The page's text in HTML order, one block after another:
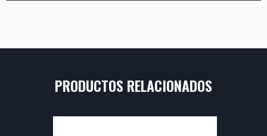
PRODUCTOS RELACIONADOS